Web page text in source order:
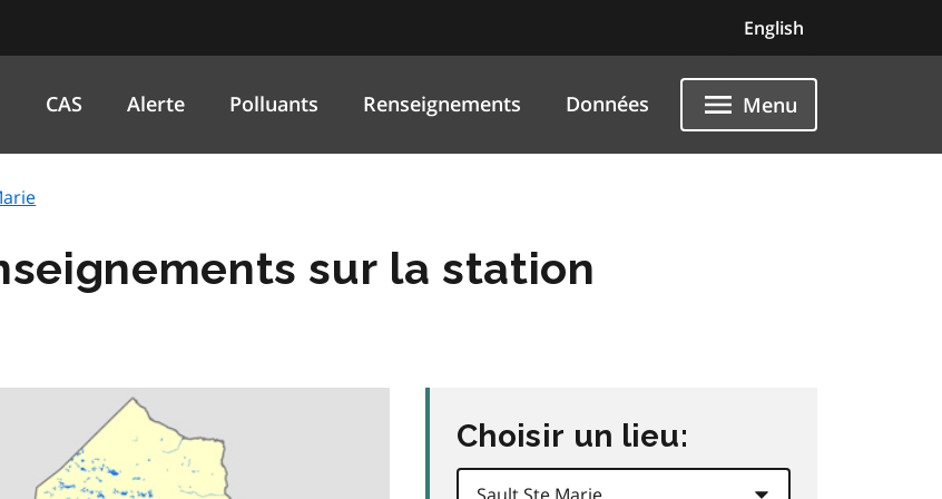
English
CAS Alerte Polluants Renseignements Données Menu
sur la station
Choisir un lieu: